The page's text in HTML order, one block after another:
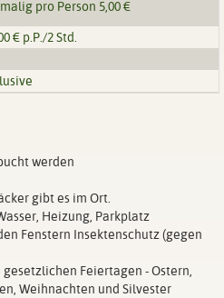
pro Person 5,00 €
€ p.P./2 Std.
werden
gibt es im Ort.
Heizung, Parkplatz
Fenstern Insektenschutz (gegen
Feiertagen - Ostern,
Weihnachten und Silvester